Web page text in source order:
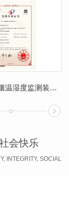
一种多层土壤温湿度监测装置及其方法
会快乐
INTEGRITY, SOCIAL